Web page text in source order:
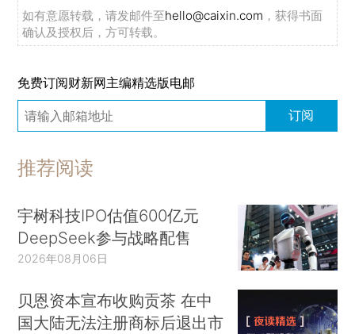
如有意愿转载，请发邮件至hello@caixin.com ，获得书面
确认及授权后，方可转载。
免费订阅财新网主编精选版电邮
订阅
推荐阅读
宇树科技IPO估值600亿元
DeepSeek参与战略配售
2026年08月06日
贝恩资本宣布收购贡茶 在中
国大陆无法注册商标后退出市